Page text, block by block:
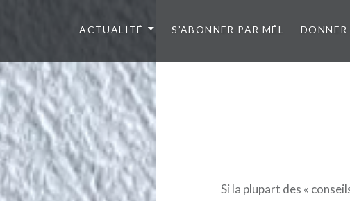
ACTUALITÉ S’ABONNER PAR MÉL
Si la plupart des «